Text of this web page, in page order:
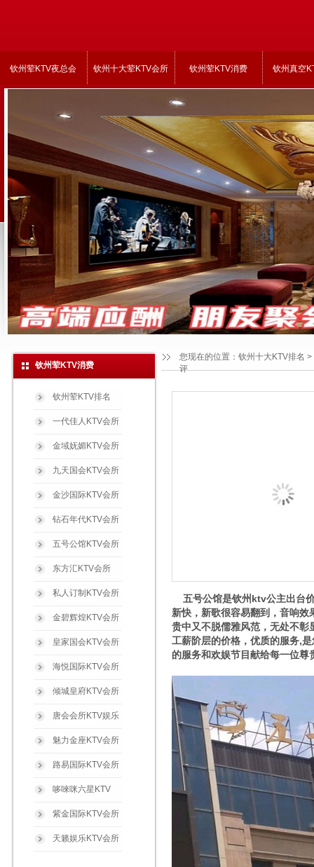
钦州荤KTV夜总会 钦州十大荤KTV会所 钦州荤KTV消费 钦州真空
钦州荤KTV消费
钦州荤KTV排名
一代佳人KTV会所
金域妩媚KTV会所
九天国会KTV会所
金沙国际KTV会所
钻石年代KTV会所
五号公馆KTV会所
东方汇KTV会所
私人订制KTV会所
金碧辉煌KTV会所
皇家国会KTV会所
海悦国际KTV会所
倾城皇府KTV会所
唐会会所KTV娱乐
魅力金座KTV会所
路易国际KTV会所
哆唻咪六星KTV
紫金国际KTV会所
天籁娱乐KTV会所
您现在的位置： 钦州十大KTV排名 >
评
五号公馆是钦州ktv公主出台
新快，新歌很容易翻到，音响
贵中又不脱儒雅风范，无处不
工薪阶层的价格，优质的服务,
的服务和欢娱节目献给每一位